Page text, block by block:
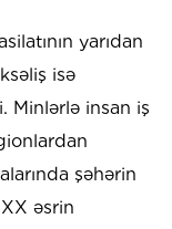
yarıdan
isə
Minlərlə insan iş
şəhərin
əsrin